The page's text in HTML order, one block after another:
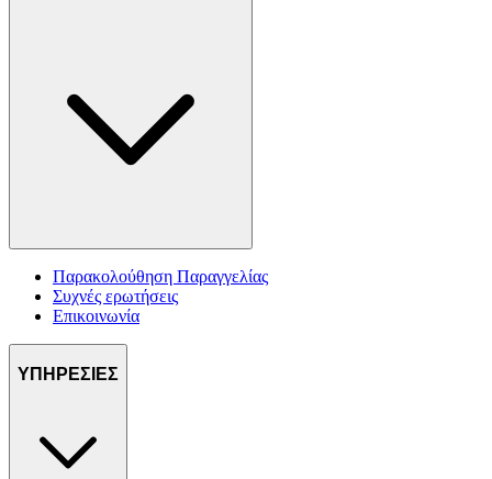
Παρακολούθηση Παραγγελίας
Συχνές ερωτήσεις
Επικοινωνία
ΥΠΗΡΕΣΙΕΣ